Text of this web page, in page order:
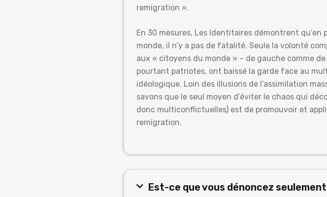
remigration ».
En 30 mesures, Les Identitaires démontrent
monde, il n’y a pas de fatalité. Seule la volonté
aux « citoyens du monde » – de gauche comme
pourtant patriotes, ont baissé la garde face au
idéologique. Loin des illusions de l’assimilation
savons que le seul moyen d’éviter le chaos qui
donc multiconflictuelles) est de promouvoir et
remigration.
Est-ce que vous dénoncez